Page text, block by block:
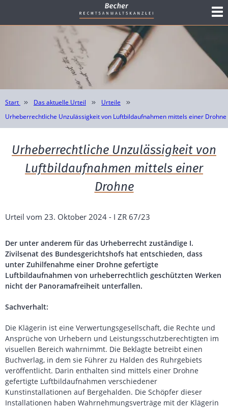
Start Das aktuelle Urteil
Urteile
Urheberrechtliche Unzulässigkeit von Luftbildaufnahmen mittels einer Drohne
Urheberrechtliche Unzulässigkeit von
Luftbildaufnahmen mittels einer
Drohne
Urteil vom 23. Oktober 2024 - I ZR 67/23
Der unter anderem für das Urheberrecht zuständige I.
Zivilsenat des Bundesgerichtshofs hat entschieden, dass
unter Zuhilfenahme einer Drohne gefertigte
Luftbildaufnahmen von urheberrechtlich geschützten Werken
nicht der Panoramafreiheit unterfallen.
Sachverhalt:
Die Klägerin ist eine Verwertungsgesellschaft, die Rechte und
Ansprüche von Urhebern und Leistungsschutzberechtigten im
visuellen Bereich wahrnimmt. Die Beklagte betreibt einen
Buchverlag, in dem sie Führer zu Halden des Ruhrgebiets
veröffentlicht. Darin enthalten sind mittels einer Drohne
gefertigte Luftbildaufnahmen verschiedener
Kunstinstallationen auf Bergehalden. Die Schöpfer dieser
Installationen haben Wahrnehmungsverträge mit der Klägerin